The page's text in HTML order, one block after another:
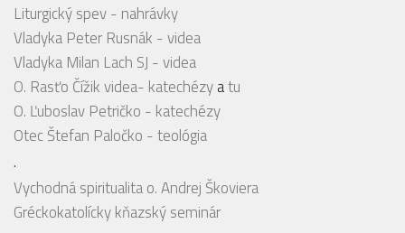
Liturgický spev - nahrávky
Vladyka Peter Rusnák - videa
Vladyka Milan Lach SJ - videa
O. Rasťo Čížik videa- katechézyatu
O. Ľuboslav Petričko - katechézy
Otec Štefan Paločko - teológia
.
Vychodná spiritualita o. Andrej Škoviera
Gréckokatolícky kňazský seminár